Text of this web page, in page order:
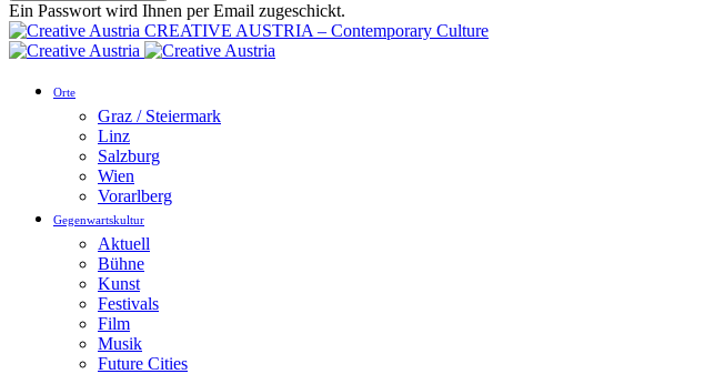
Ein Passwort wird Ihnen per Email zugeschickt.
CREATIVE AUSTRIA – Contemporary Culture
Orte
Graz / Steiermark
Linz
Salzburg
Wien
Vorarlberg
Gegenwartskultur
Aktuell
Bühne
Kunst
Festivals
Film
Musik
Future Cities